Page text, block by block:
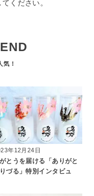
てください。
年12月24日
とうを届ける「ありがと
づる」特別インタビュ